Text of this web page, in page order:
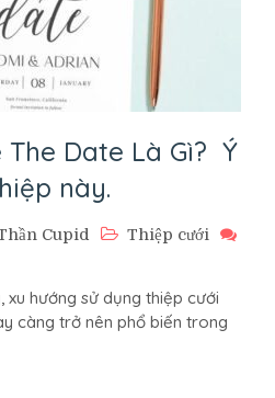
The Date Là Gì? Ý
này.
Cupid
Thiệp cưới
xu hướng sử dụng thiệp cưới
càng trở nên phổ biến trong